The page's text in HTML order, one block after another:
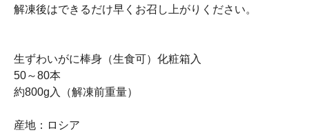
解凍後はできるだけ早くお召し上がりください。
生ずわいがに棒身（生食可）化粧箱入
50～80本
約800g入（解凍前重量）
産地：ロシア